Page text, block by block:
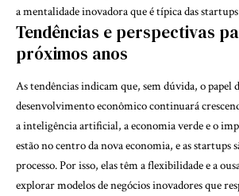
a mentalidade inovadora que é típica das
Tendências e perspectivas
próximos anos
As tendências indicam que, sem dúvida, o papel
desenvolvimento econômico continuará
a inteligência artificial, a economia verde e o
estão no centro da nova economia, e as startups
processo. Por isso, elas têm a flexibilidade e a
explorar modelos de negócios inovadores que